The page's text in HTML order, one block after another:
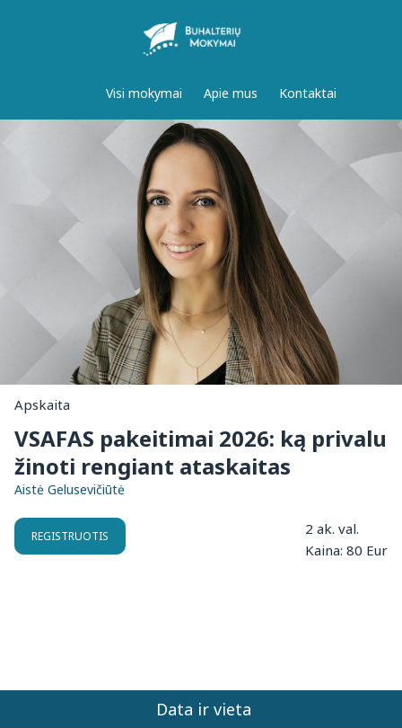
Visi mokymai Apie mus Kontaktai
Apskaita
VSAFAS pakeitimai 2026: ką privalu
žinoti rengiant ataskaitas
Aistė Gelusevičiūtė
REGISTRUOTIS
2 ak. val.
Kaina: 80 Eur
Data ir vieta